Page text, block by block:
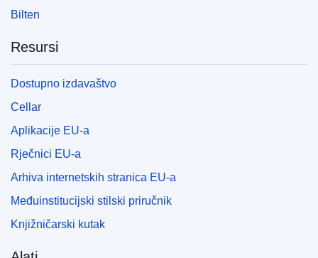
Bilten
Resursi
Dostupno izdavaštvo
Cellar
Aplikacije EU-a
Rječnici EU-a
Arhiva internetskih stranica EU-a
Međuinstitucijski stilski priručnik
Knjižničarski kutak